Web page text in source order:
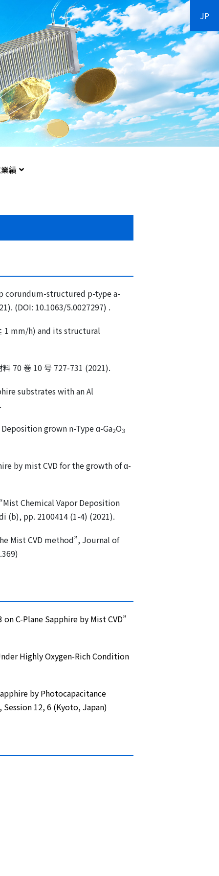
JP
績
corundum-structured p-type a-
(DOI: 10.1063/5.0027297) .
mm/h) and its structural
料 70巻 10号 727-731 (2021).
substrates with an Al
grown n-Type α-Ga2O3
by mist CVD for the growth of α-
Chemical Vapor Deposition
(b), pp. 2100414 (1-4) (2021).
Mist CVD method”, Journal of
C-Plane Sapphire by Mist CVD”
Highly Oxygen-Rich Condition
by Photocapacitance
, Session 12, 6 (Kyoto, Japan)